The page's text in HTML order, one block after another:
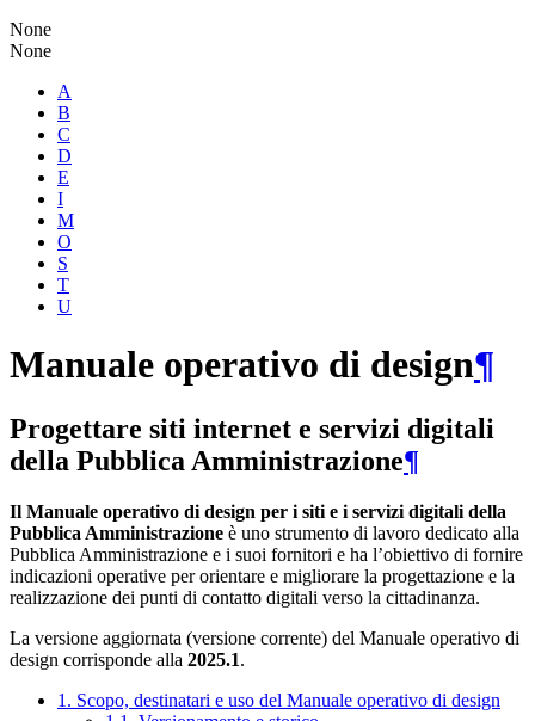
None
None
A
B
C
D
E
I
M
O
S
T
U
Manuale operativo di design¶
Progettare siti internet e servizi digitali
della Pubblica Amministrazione¶
Il Manuale operativo di design per i siti e i servizi digitali della
Pubblica Amministrazione è uno strumento di lavoro dedicato alla
Pubblica Amministrazione e i suoi fornitori e ha l’obiettivo di fornire
indicazioni operative per orientare e migliorare la progettazione e la
realizzazione dei punti di contatto digitali verso la cittadinanza.
La versione aggiornata (versione corrente) del Manuale operativo di
design corrisponde alla 2025.1.
1. Scopo, destinatari e uso del Manuale operativo di design